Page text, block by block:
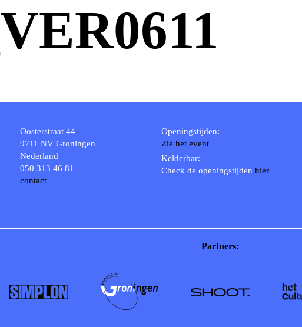
_VER0611
Oosterstraat 44
9711 NV Groningen
Nederland
050 313 46 81
contact
Openingstijden:
Zie het event
Kelderbar:
Check de openingstijden hier
Partners: